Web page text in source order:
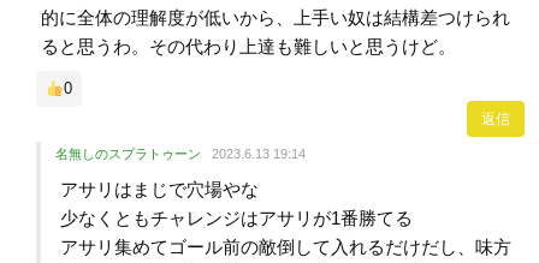
的に全体の理解度が低いから、上手い奴は結構差つけられ
ると思うわ。その代わり上達も難しいと思うけど。
0
返信
名無しのスプラトゥーン 2023.6.13 19:14
アサリはまじで穴場やな
少なくともチャレンジはアサリが1番勝てる
アサリ集めてゴール前の敵倒して入れるだけだし、味方